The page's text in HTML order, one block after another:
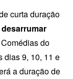
curta duração
do
dias 9, 10, 11 e
a duração de